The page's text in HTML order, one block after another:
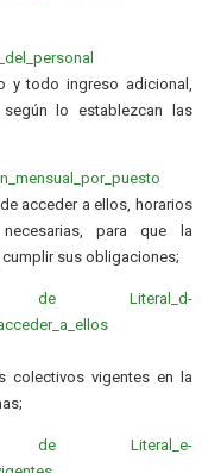
y todo ingreso adicional,
lo establezcan las
acceder a ellos, horarios
para que la
sus obligaciones;
Literal_d-
colectivos vigentes en la
Literal_e-